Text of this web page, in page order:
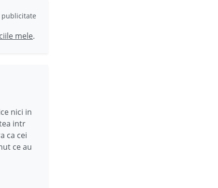
publicitate
mele.
nici in
intr
ca cei
ce au